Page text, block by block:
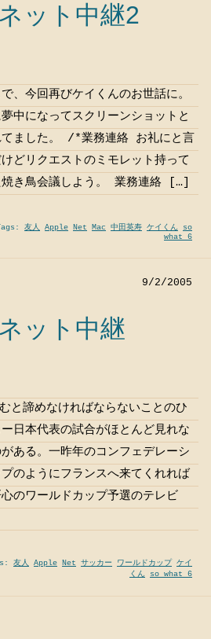
ット中継2
、今回再びケイくんのお世話に。
中になってスクリーンショットと
てました。 /*業務連絡 お礼にと言
どリクエストのミモレット持って
焼き鳥会議しよう。 業務連絡 […]
友人 Apple Net Mac 中田英寿 ケイくん
so
what 6
9/2/2005
ット中継
と諦めなければならないことのひ
日本代表の試合がほとんど見れな
ある。一昨年のコンフェデレーシ
のようにフランスへ来てくれれば
のワールドカップ予選のテレビ
友人 Apple Net サッカー ワールドカップ ケイ
くん
so what 6